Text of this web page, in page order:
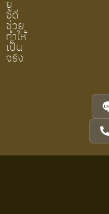
ยู
ซีดี
ช่วย
ทำให้
เป็น
จริง